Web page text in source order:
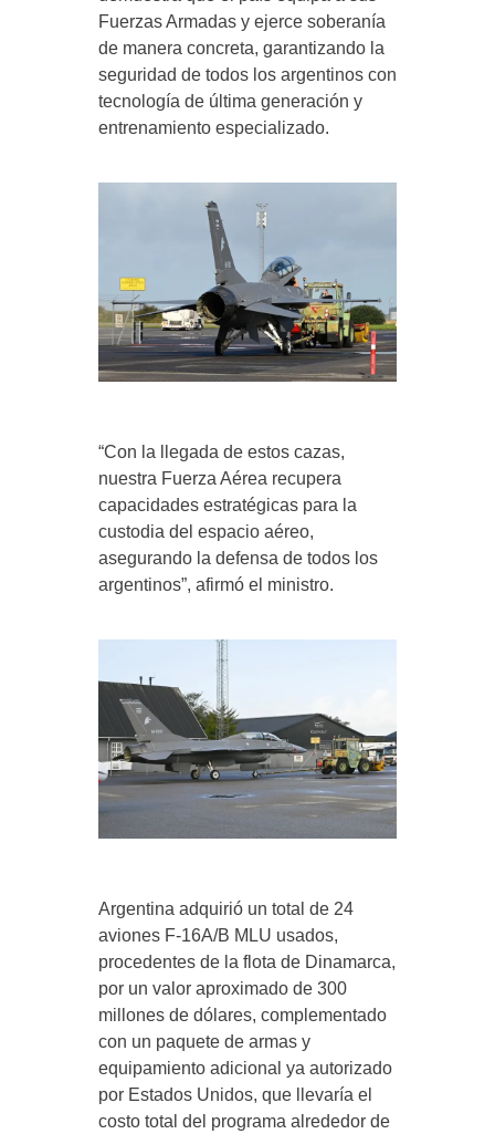
Fuerzas Armadas y ejerce soberanía
de manera concreta, garantizando la
seguridad de todos los argentinos con
tecnología de última generación y
entrenamiento especializado.
“Con la llegada de estos cazas,
nuestra Fuerza Aérea recupera
capacidades estratégicas para la
custodia del espacio aéreo,
asegurando la defensa de todos los
argentinos”, afirmó el ministro.
Argentina adquirió un total de 24
aviones F-16A/B MLU usados,
procedentes de la flota de Dinamarca,
por un valor aproximado de 300
millones de dólares, complementado
con un paquete de armas y
equipamiento adicional ya autorizado
por Estados Unidos, que llevaría el
costo total del programa alrededor de